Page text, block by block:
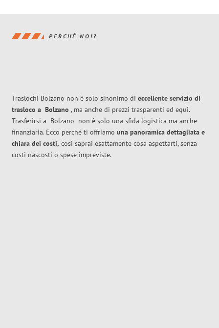
PERCHÉ NOI?
Traslochi Bolzano non è solo sinonimo di eccellente servizio di
trasloco a Bolzano , ma anche di prezzi trasparenti ed equi.
Trasferirsi a Bolzano non è solo una sfida logistica ma anche
finanziaria. Ecco perché ti offriamo una panoramica dettagliata e
chiara dei costi, così saprai esattamente cosa aspettarti, senza
costi nascosti o spese impreviste.